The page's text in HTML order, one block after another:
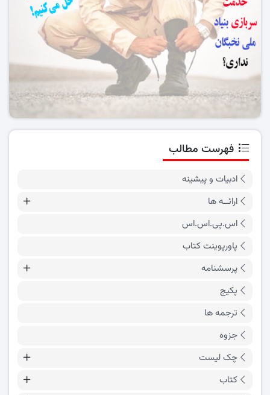
فهرست مطالب
ادبیات و پیشینه
ارائــه ها
اس.پی.اس.اس
پاورپوینت کتاب
پرسشنامه
پکیج
ترجمه ها
جزوه
چک لیست
کتاب